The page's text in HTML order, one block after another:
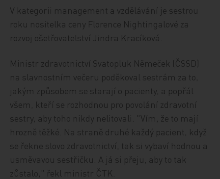
V kategorii management a vzdělávání je sestrou
roku nositelka ceny Florence Nightingalové za
rozvoj ošetřovatelství Jindra Kracíková.
Ministr zdravotnictví Svatopluk Němeček (ČSSD)
na slavnostním večeru poděkoval sestrám za to,
jakým způsobem se starají o pacienty, a popřál
všem, kteří se rozhodnou pro povolání zdravotní
sestry, aby toho nikdy nelitovali. "Vím, že to mají
hrozně těžké. Na straně druhé každý pacient, když
se řekne slovo zdravotnictví, tak si vybaví hodnou a
usměvavou sestřičku. A já si přeju, aby to tak
zůstalo," řekl ministr ČTK.